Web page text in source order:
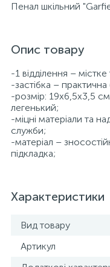
Пенал шкільний
Опис товару
-1 відділення –
-застібка –
-розмір: 19х6,5х3,5
легенький;
-міцні матеріали та
служби;
-матеріал –
підкладка;
Характеристики
Вид товару
Артикул